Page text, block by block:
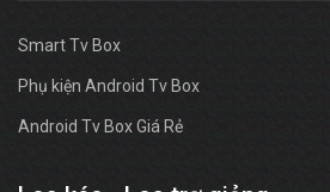
Smart Tv Box
Phụ kiện Android Tv Box
Android Tv Box Giá Rẻ